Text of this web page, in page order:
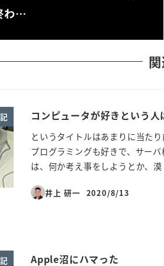
わ…
コンピュータが好きという
というタイトルはあまりに当た
プログラミングも好きで、サー
は、何か考え事をしようとか、
井上 研一
投稿日
2020/8/13
Apple沼にハマった